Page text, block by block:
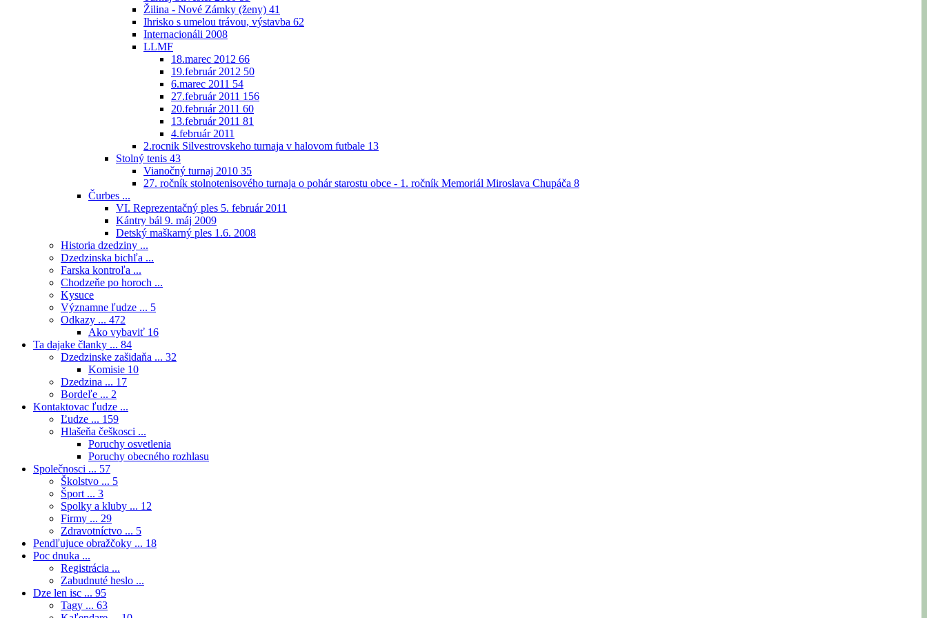
Žilina - Nové Zámky (ženy) 41
Ihrisko s umelou trávou, výstavba 62
Internacionáli 2008
LLMF
18.marec 2012 66
19.február 2012 50
6.marec 2011 54
27.február 2011 156
20.február 2011 60
13.február 2011 81
4.február 2011
2.rocnik Silvestrovskeho turnaja v halovom futbale 13
Stolný tenis 43
Vianočný turnaj 2010 35
27. ročník stolnotenisového turnaja o pohár starostu obce - 1. ročník Memoriál Miroslava Chupáča 8
Čurbes ...
VI. Reprezentačný ples 5. február 2011
Kántry bál 9. máj 2009
Detský maškarný ples 1.6. 2008
Historia dzedziny ...
Dzedzinska bichľa ...
Farska kontroľa ...
Chodzeňe po horoch ...
Kysuce
Významne ľudze ... 5
Odkazy ... 472
Ako vybaviť 16
Ta dajake članky ... 84
Dzedzinske zašidaňa ... 32
Komisie 10
Dzedzina ... 17
Bordeľe ... 2
Kontaktovac ľudze ...
Ľudze ... 159
Hlašeňa češkosci ...
Poruchy osvetlenia
Poruchy obecného rozhlasu
Společnosci ... 57
Školstvo ... 5
Šport ... 3
Spolky a kluby ... 12
Firmy ... 29
Zdravotníctvo ... 5
Pendľujuce obražčoky ... 18
Poc dnuka ...
Registrácia ...
Zabudnuté heslo ...
Dze len isc ... 95
Tagy ... 63